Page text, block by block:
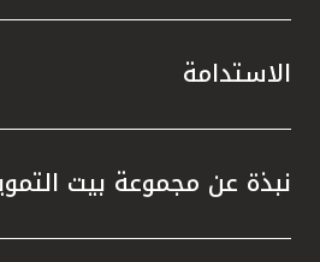
الاستدامة
نبذة عن مجموعة بيت